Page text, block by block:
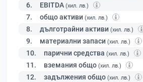
6. EBITDA (хил. лв.)
7. общо активи (хил. лв.)
8. дълготрайни активи (хил. лв.)
9. материални запаси (хил. лв.)
10. парични средства (хил. лв.)
11. вземания общо (хил. лв.)
12. задължения общо (хил. лв.)